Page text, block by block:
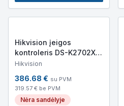
Hikvision įeigos
kontroleris DS-K2702X
(2 durų)
Hikvision
386.68 € su PVM
319.57 € be PVM
Nėra sandėlyje